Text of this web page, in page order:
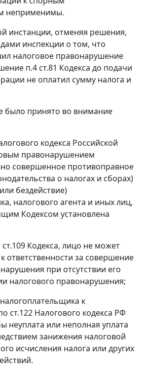
неприменимы.
инстанции, отменяя решения,
инспекции о том, что
налоговое правонарушение
п.4 ст.81 Кодекса до подачи
не оплатил сумму налога и
было принято во внимание
кодекса Российской
правонарушением
совершенное противоправное
о налогах и сборах)
бездействие)
налогового агента и иных лиц,
Кодексом установлена
ст.109 Кодекса, лицо не может
ответственности за совершение
при отсутствии его
налогового правонарушения;
к
ст.122 Налогового кодекса РФ
неуплата или неполная уплата
занижения налоговой
исчисления налога или других